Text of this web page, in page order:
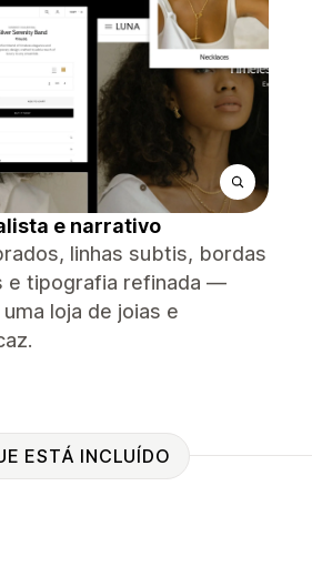
e narrativo
linhas subtis, bordas
e tipografia refinada —
loja de joias e
ESTÁ INCLUÍDO